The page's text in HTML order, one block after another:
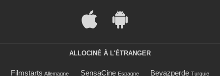
ALLOCINÉ À L'ÉTRANGER
Filmstarts Allemagne SensaCine Espagne Beyazperde Turquie